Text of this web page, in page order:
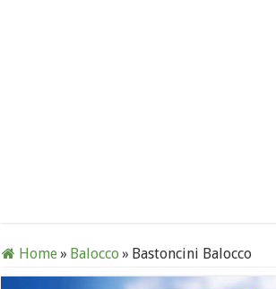
Home» Balocco » Bastoncini Balocco